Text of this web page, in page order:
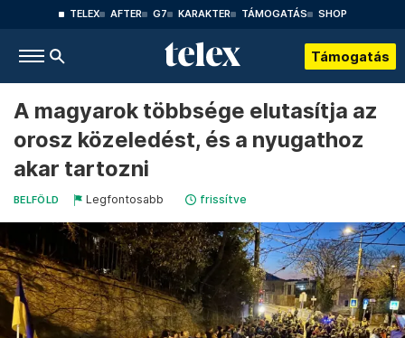
TELEX AFTER G7 KARAKTER TÁMOGATÁS SHOP
Támogatás
A magyarok többsége elutasítja az
orosz közeledést, és a nyugathoz
akar tartozni
BELFÖLD Legfontosabb frissítve